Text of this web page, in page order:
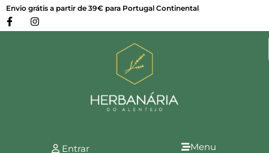
Envio grátis a partir de 39€ para Portugal Continental
Entrar Menu